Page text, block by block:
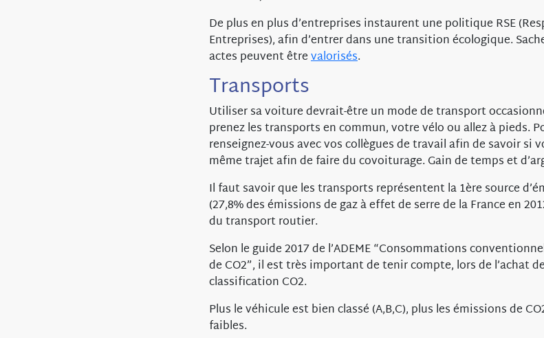
De plus en plus d’entreprises instaurent une politique RSE
Entreprises), afin d’entrer dans une transition écologique.
actes peuvent êtrevalorisés.
Transports
Utiliser sa voiture devrait-être un mode de transport
prenez les transports en commun, votre vélo ou allez à pieds.
renseignez-vous avec vos collègues de travail afin de savoir si
même trajet afin de faire du covoiturage. Gain de temps et
Il faut savoir que les transports représentent la 1ère source
(27,8% des émissions de gaz à effet de serre de la France en
du transport routier.
Selon le guide 2017 de l’ADEME “Consommations
de CO2”, il est très important de tenir compte, lors de l’achat
classification CO2.
Plus le véhicule est bien classé (A,B,C), plus les émissions de
faibles.